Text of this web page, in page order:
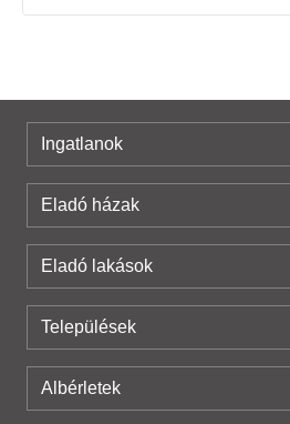
Ingatlanok
Eladó házak
Eladó lakások
Települések
Albérletek